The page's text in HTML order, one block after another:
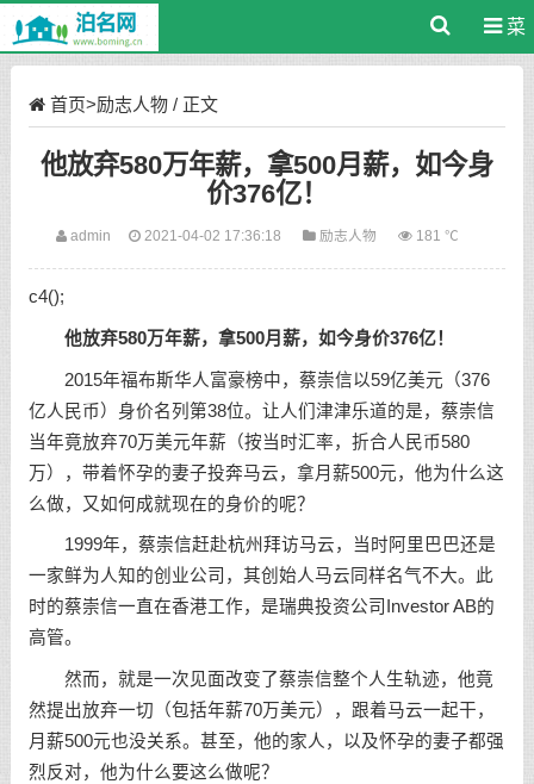
菜
首页>励志人物/ 正文
他放弃580万年薪，拿500月薪，如今身
价376亿！
admin 2021-04-02 17:36:18 励志人物 181 ℃
c4();
他放弃580万年薪，拿500月薪，如今身价376亿！
2015年福布斯华人富豪榜中，蔡崇信以59亿美元（376
亿人民币）身价名列第38位。让人们津津乐道的是，蔡崇信
当年竟放弃70万美元年薪（按当时汇率，折合人民币580
万），带着怀孕的妻子投奔马云，拿月薪500元，他为什么这
么做，又如何成就现在的身价的呢？
1999年，蔡崇信赶赴杭州拜访马云，当时阿里巴巴还是
一家鲜为人知的创业公司，其创始人马云同样名气不大。此
时的蔡崇信一直在香港工作，是瑞典投资公司Investor AB的
高管。
然而，就是一次见面改变了蔡崇信整个人生轨迹，他竟
然提出放弃一切（包括年薪70万美元），跟着马云一起干，
月薪500元也没关系。甚至，他的家人，以及怀孕的妻子都强
烈反对，他为什么要这么做呢？